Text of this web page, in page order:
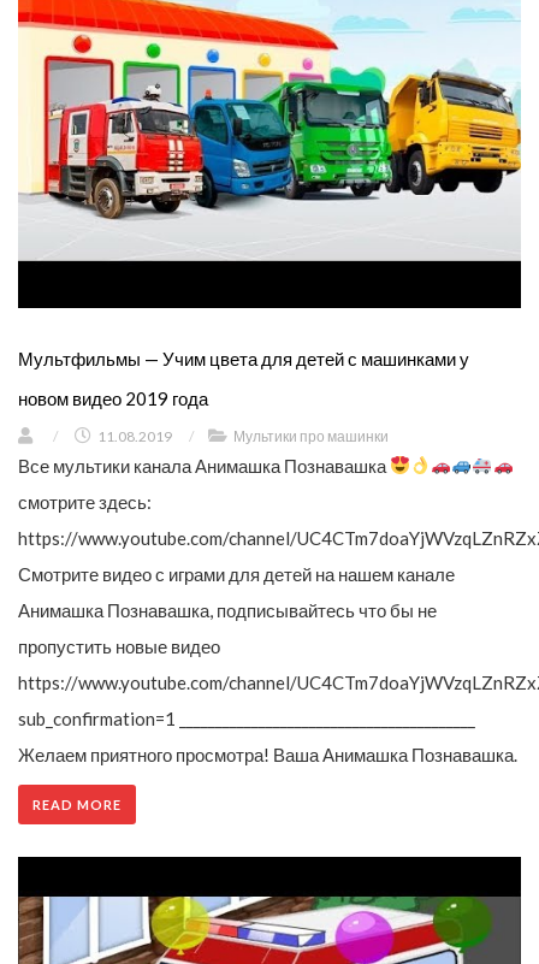
Мультфильмы — Учим цвета для детей с машинками у
новом видео 2019 года
/ 11.08.2019 / Мультики про машинки
Все мультики канала Анимашка Познавашка
смотрите здесь:
https://www.youtube.com/channel/
Смотрите видео с играми для детей на нашем канале
Анимашка Познавашка, подписывайтесь что бы не
пропустить новые видео
https://www.youtube.com/channel/
sub_confirmation=1 _________________________________________
Желаем приятного просмотра! Ваша Анимашка Познавашка.
READ MORE